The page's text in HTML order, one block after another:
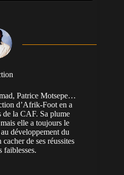
Patrice Motsepe…
d’Afrik-Foot en a
de la CAF. Sa plume
elle a toujours le
développement du
de ses réussites
faiblesses.